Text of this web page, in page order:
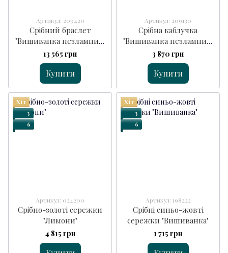
Артикул: 209420
Срібний браслет
"Вишиванка незламних"
блакитний
13 565 грн
Купити
Артикул: 209130
Срібна каблучка
"Вишиванка незламних"
зелена
3 870 грн
Купити
Хіт
3
6
Артикул: 024200
Срібно-золоті сережки
"Лимони"
4 815 грн
Хіт
3
6
Артикул: 198222
Срібні синьо-жовті
сережки "Вишиванка"
1 715 грн